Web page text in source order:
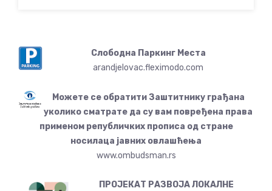
Слободна Паркинг Места
arandjelovac.fleximodo.com
Можете се обратити Заштитнику грађана
уколико сматрате да су вам повређена права
применом републичких прописа од стране
носилаца јавних овлашћења
www.ombudsman.rs
ПРОЈЕКАТ РАЗВОЈА ЛОКАЛНЕ